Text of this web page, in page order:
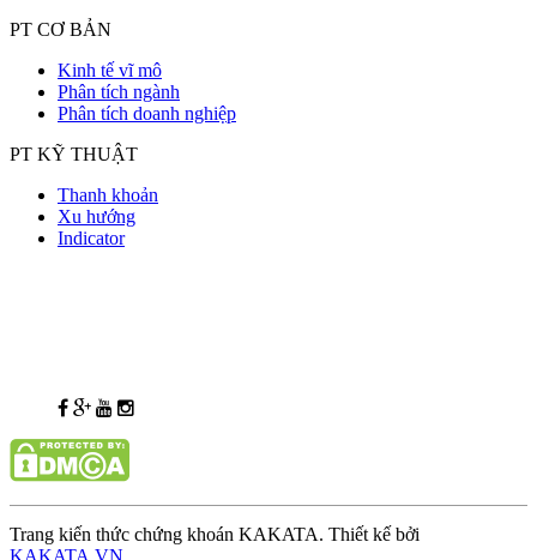
PT CƠ BẢN
Kinh tế vĩ mô
Phân tích ngành
Phân tích doanh nghiệp
PT KỸ THUẬT
Thanh khoản
Xu hướng
Indicator
Trang kiến thức chứng khoán KAKATA. Thiết kế bởi
KAKATA.VN